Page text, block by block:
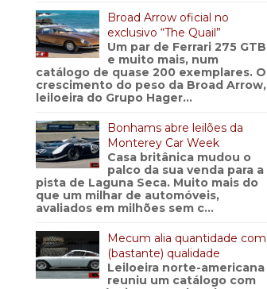
Broad Arrow oficial no
exclusivo “The Quail”
Um par de Ferrari 275 GTB
e muito mais, num
catálogo de quase 200 exemplares. O
crescimento do peso da Broad Arrow,
leiloeira do Grupo Hager...
Bonhams abre leilões da
Monterey Car Week
Casa britânica mudou o
palco da sua venda para a
pista de Laguna Seca. Muito mais do
que um milhar de automóveis,
avaliados em milhões sem c...
Mecum alia quantidade com
(bastante) qualidade
Leiloeira norte-americana
reuniu um catálogo com